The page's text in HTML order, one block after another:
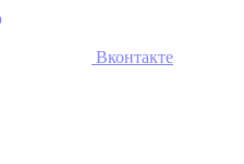
Вконтакте